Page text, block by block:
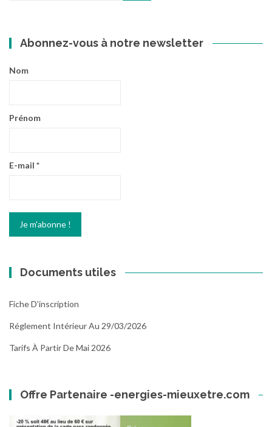
Abonnez-vous à notre newsletter
Nom
Prénom
E-mail *
Documents utiles
Fiche D'inscription
Réglement Intérieur Au 29/03/2026
Tarifs À Partir De Mai 2026
Offre Partenaire -energies-mieuxetre.com